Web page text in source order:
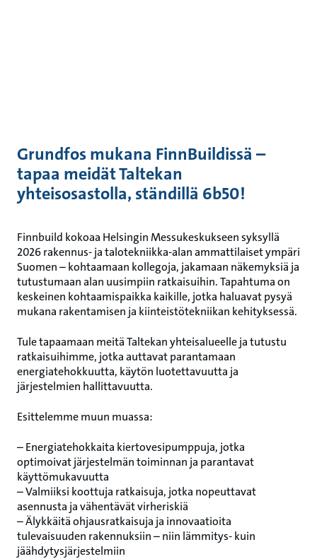
Grundfos mukana FinnBuildissä –
tapaa meidät Taltekan
yhteisosastolla, ständillä 6b50!
Finnbuild kokoaa Helsingin Messukeskukseen syksyllä
2026 rakennus- ja talotekniikka-alan ammattilaiset ympäri
Suomen – kohtaamaan kollegoja, jakamaan näkemyksiä ja
tutustumaan alan uusimpiin ratkaisuihin. Tapahtuma on
keskeinen kohtaamispaikka kaikille, jotka haluavat pysyä
mukana rakentamisen ja kiinteistötekniikan kehityksessä.
Tule tapaamaan meitä Taltekan yhteisalueelle ja tutustu
ratkaisuihimme, jotka auttavat parantamaan
energiatehokkuutta, käytön luotettavuutta ja
järjestelmien hallittavuutta.
Esittelemme muun muassa:
– Energiatehokkaita kiertovesipumppuja, jotka
optimoivat järjestelmän toiminnan ja parantavat
käyttömukavuutta
– Valmiiksi koottuja ratkaisuja, jotka nopeuttavat
asennusta ja vähentävät virheriskiä
– Älykkäitä ohjausratkaisuja ja innovaatioita
tulevaisuuden rakennuksiin – niin lämmitys- kuin
jäähdytysjärjestelmiin